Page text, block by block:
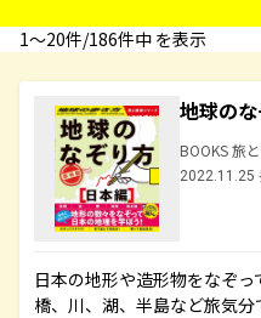
1〜20件/186件中 を表示
地球の
BOOKS 旅
2022.11.25
日本の地形や造形物をなぞ
橋、川、湖、半島など旅気分